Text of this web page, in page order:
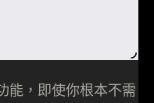
能，即使你根本不需